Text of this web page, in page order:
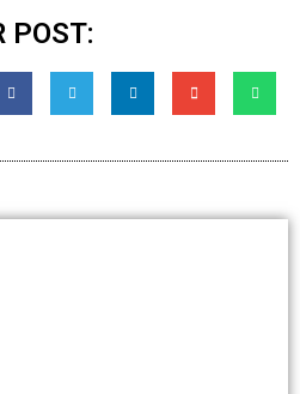
POST: